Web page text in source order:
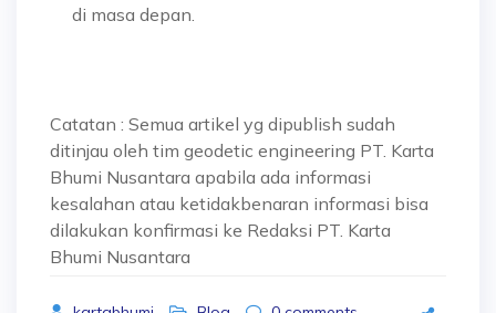
di masa depan.
Catatan : Semua artikel yg dipublish sudah
ditinjau oleh tim geodetic engineering PT. Karta
Bhumi Nusantara apabila ada informasi
kesalahan atau ketidakbenaran informasi bisa
dilakukan konfirmasi ke Redaksi PT. Karta
Bhumi Nusantara